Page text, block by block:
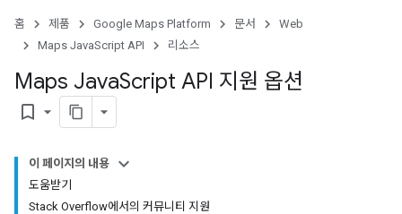
홈 제품 Google Maps Platform 문서
Web
Maps JavaScript API
리소스
Maps JavaScript API 지원 옵션
bookmark_border
이 페이지의 내용
도움받기
Stack Overflow에서의 커뮤니티 지원